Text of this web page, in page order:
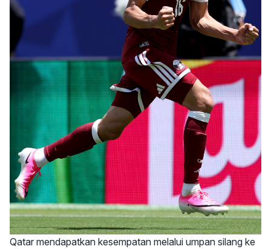
Qatar mendapatkan kesempatan melalui umpan silang ke